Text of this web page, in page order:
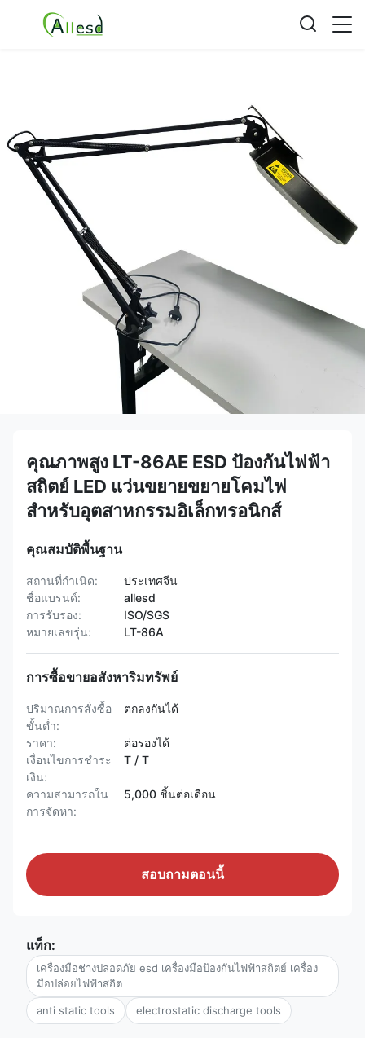
คุณภาพสูง LT-86AE ESD ป้องกันไฟฟ้า
สถิตย์ LED แว่นขยายขยายโคมไฟ
สำหรับอุตสาหกรรมอิเล็กทรอนิกส์
คุณสมบัติพื้นฐาน
สถานที่กำเนิด:
ประเทศจีน
ชื่อแบรนด์:
allesd
การรับรอง:
ISO/SGS
หมายเลขรุ่น:
LT-86A
การซื้อขายอสังหาริมทรัพย์
ปริมาณการสั่งซื้อ
ขั้นต่ำ:
ตกลงกันได้
ราคา:
ต่อรองได้
เงื่อนไขการชำระ
เงิน:
T / T
ความสามารถใน
การจัดหา:
5,000 ชิ้นต่อเดือน
สอบถามตอนนี้
แท็ก:
เครื่องมือช่างปลอดภัย esd เครื่องมือป้องกันไฟฟ้าสถิตย์ เครื่อง
มือปล่อยไฟฟ้าสถิต
anti static tools electrostatic discharge tools